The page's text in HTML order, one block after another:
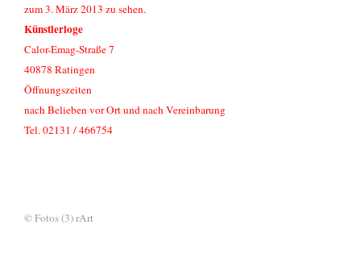
zum 3. März 2013 zu sehen.
Künstlerloge
Calor-Emag-Straße 7
40878 Ratingen
Öffnungszeiten
nach Belieben vor Ort und nach Vereinbarung
Tel. 02131 / 466754
© Fotos (3) rArt